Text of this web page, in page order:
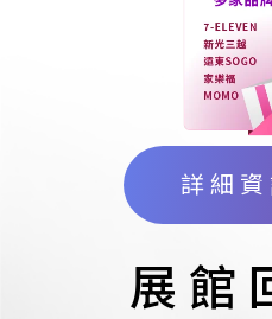
詳細資
展館